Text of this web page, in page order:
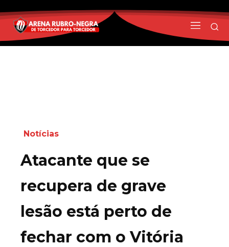
Notícias
Atacante que se
recupera de grave
lesão está perto de
fechar com o Vitória